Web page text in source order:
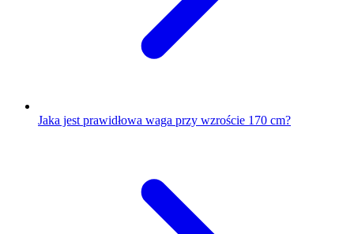
Jaka jest prawidłowa waga przy wzroście 170 cm?